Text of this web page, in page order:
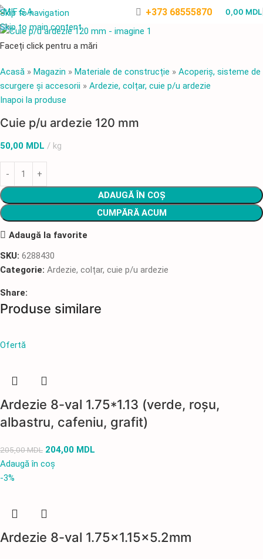
Skip to navigation
Skip to main content
+373 68555870 0,00 MDL
Faceți click pentru a mări
Acasă » Magazin » Materiale de construcție » Acoperiș, sisteme de
scurgere și accesorii » Ardezie, colțar, cuie p/u ardezie
Inapoi la produse
Cuie p/u ardezie 120 mm
50,00 MDL kg
ADAUGĂ ÎN COȘ
CUMPĂRĂ ACUM
Adaugă la favorite
SKU: 6288430
Categorie: Ardezie, colțar, cuie p/u ardezie
Share:
Produse similare
Ofertă
Ardezie 8-val 1.75*1.13 (verde, roșu,
albastru, cafeniu, grafit)
205,00MDL 204,00 MDL
Adaugă în coș
-3%
Ardezie 8-val 1.75×1.15×5.2mm